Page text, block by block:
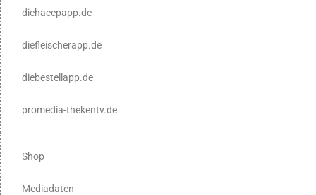
diehaccpapp.de
diefleischerapp.de
diebestellapp.de
promedia-thekentv.de
Shop
Mediadaten